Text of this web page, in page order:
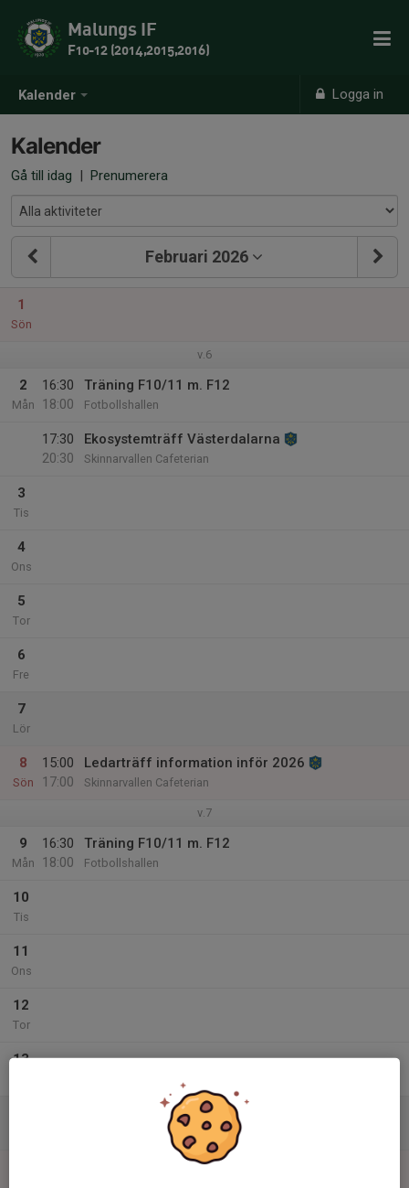
Kalender Logga in
Malungs IF
F10-12 (2014,2015,2016)
Kalender
Gå till idag | Prenumerera
Februari 2026
1
Sön
v.6
2
Mån
16:30
18:00
Träning F10/11 m. F12
Fotbollshallen
17:30
20:30
Ekosystemträff Västerdalarna
Skinnarvallen Cafeterian
3
Tis
4
Ons
5
Tor
6
Fre
7
Lör
8
Sön
15:00
17:00
Ledarträff information inför 2026
Skinnarvallen Cafeterian
v.7
9
Mån
16:30
18:00
Träning F10/11 m. F12
Fotbollshallen
10
Tis
11
Ons
12
Tor
13